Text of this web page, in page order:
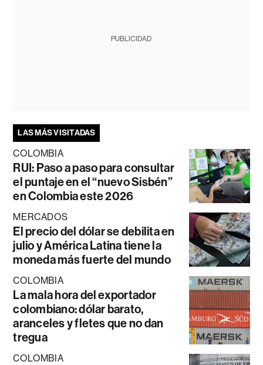
PUBLICIDAD
LAS MÁS VISITADAS
COLOMBIA
RUI: Paso a paso para consultar
el puntaje en el “nuevo Sisbén”
en Colombia este 2026
MERCADOS
El precio del dólar se debilita en
julio y América Latina tiene la
moneda más fuerte del mundo
COLOMBIA
La mala hora del exportador
colombiano: dólar barato,
aranceles y fletes que no dan
tregua
COLOMBIA